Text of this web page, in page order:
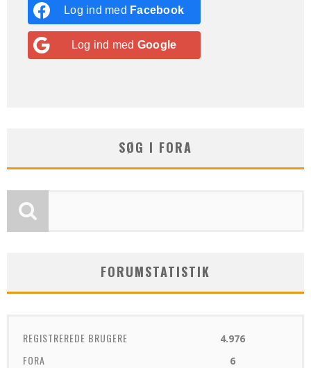
Log ind med Facebook
Log ind med Google
SØG I FORA
FORUMSTATISTIK
REGISTREREDE BRUGERE 4.976
FORA 6